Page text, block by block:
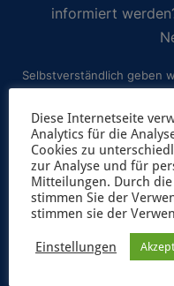
informiert
Selbstverständlich geben
findest du in
Diese Internetseite
Analytics für die
Cookies zu
zur Analyse und für
Mitteilungen. Durch
stimmen Sie der
stimmen sie der
Einstellungen